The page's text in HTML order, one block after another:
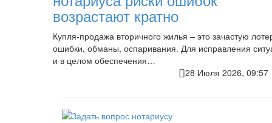
возрастают кратно
Купля-продажа вторичного жилья – это зачастую
ошибки, обманы, оспаривания. Для исправления
и в целом обеспечения…
28 Июля 2026, 09:57